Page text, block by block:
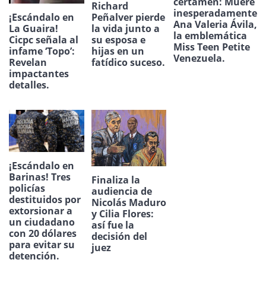
¡Escándalo en
La Guaira!
Cicpc señala al
infame ‘Topo’:
Revelan
impactantes
detalles.
Richard
Peñalver pierde
la vida junto a
su esposa e
hijas en un
fatídico suceso.
inesperadamente
Ana Valeria Ávila,
la emblemática
Miss Teen Petite
Venezuela.
¡Escándalo en
Barinas! Tres
policías
destituidos por
extorsionar a
un ciudadano
con 20 dólares
para evitar su
detención.
Finaliza la
audiencia de
Nicolás Maduro
y Cilia Flores:
así fue la
decisión del
juez